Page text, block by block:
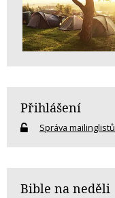
Přihlášení
Správa mailinglistů
Bible na neděli